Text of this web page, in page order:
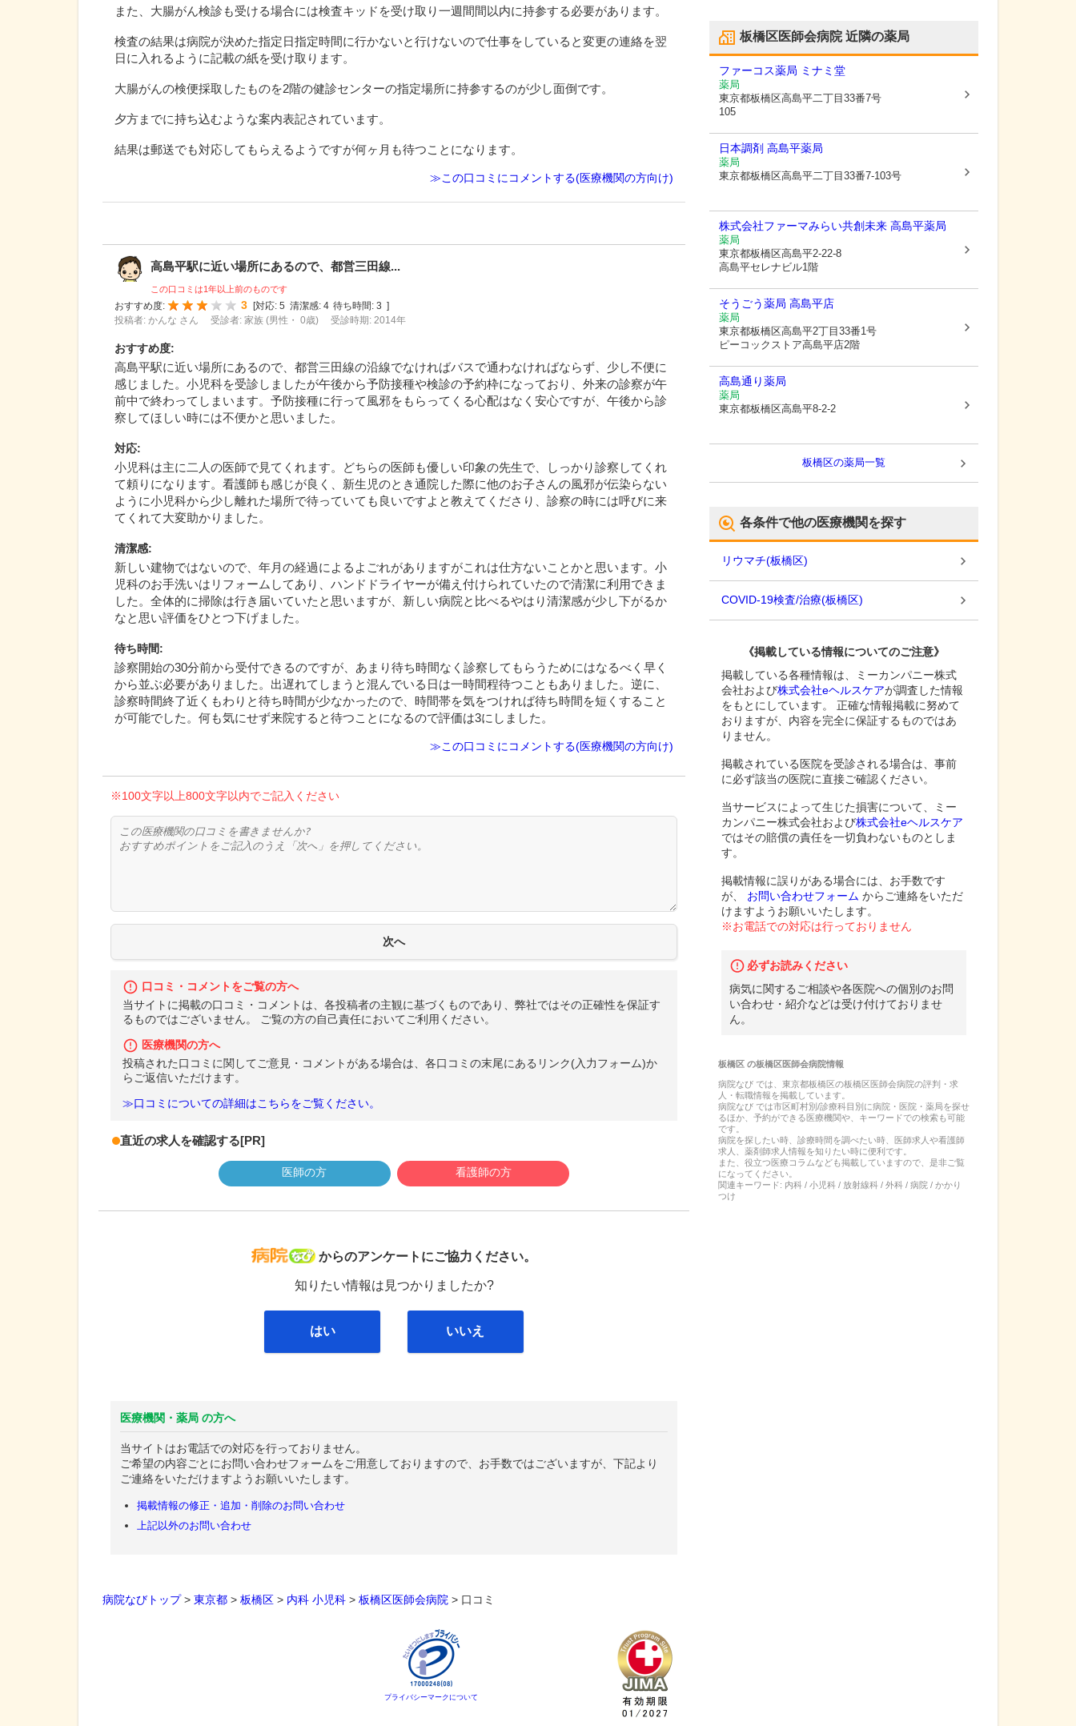
また、大腸がん検診も受ける場合には検査キッドを受け取り一週間間以内に持参する必要があります。
検査の結果は病院が決めた指定日指定時間に行かないと行けないので仕事をしていると変更の連絡を翌
日に入れるように記載の紙を受け取ります。
大腸がんの検便採取したものを2階の健診センターの指定場所に持参するのが少し面倒です。
夕方までに持ち込むような案内表記されています。
結果は郵送でも対応してもらえるようですが何ヶ月も待つことになります。
≫この口コミにコメントする(医療機関の方向け)
高島平駅に近い場所にあるので、都営三田線...
この口コミは1年以上前のものです
おすすめ度:
3 対応: 5 清潔感: 4 待ち時間: 3
投稿者: かんな さん
受診者: 家族 (男性・ 0歳) 受診時期: 2014年
おすすめ度:
高島平駅に近い場所にあるので、都営三田線の沿線でなければバスで通わなければならず、少し不便に
感じました。小児科を受診しましたが午後から予防接種や検診の予約枠になっており、外来の診察が午
前中で終わってしまいます。予防接種に行って風邪をもらってくる心配はなく安心ですが、午後から診
察してほしい時には不便かと思いました。
対応:
小児科は主に二人の医師で見てくれます。どちらの医師も優しい印象の先生で、しっかり診察してくれ
て頼りになります。看護師も感じが良く、新生児のとき通院した際に他のお子さんの風邪が伝染らない
ように小児科から少し離れた場所で待っていても良いですよと教えてくださり、診察の時には呼びに来
てくれて大変助かりました。
清潔感:
新しい建物ではないので、年月の経過によるよごれがありますがこれは仕方ないことかと思います。小
児科のお手洗いはリフォームしてあり、ハンドドライヤーが備え付けられていたので清潔に利用できま
した。全体的に掃除は行き届いていたと思いますが、新しい病院と比べるやはり清潔感が少し下がるか
なと思い評価をひとつ下げました。
待ち時間:
診察開始の30分前から受付できるのですが、あまり待ち時間なく診察してもらうためにはなるべく早く
から並ぶ必要がありました。出遅れてしまうと混んでいる日は一時間程待つこともありました。逆に、
診察時間終了近くもわりと待ち時間が少なかったので、時間帯を気をつければ待ち時間を短くすること
が可能でした。何も気にせず来院すると待つことになるので評価は3にしました。
≫この口コミにコメントする(医療機関の方向け)
※100文字以上800文字以内でご記入ください
口コミ・コメントをご覧の方へ
当サイトに掲載の口コミ・コメントは、各投稿者の主観に基づくものであり、弊社ではその正確性を保証す
るものではございません。 ご覧の方の自己責任においてご利用ください。
医療機関の方へ
投稿された口コミに関してご意見・コメントがある場合は、各口コミの末尾にあるリンク(入力フォーム)か
らご返信いただけます。
≫口コミについての詳細はこちらをご覧ください。
直近の求人を確認する[PR]
医師の方 看護師の方
病院なび
からのアンケートにご協力ください。
知りたい情報は見つかりましたか?
はい いいえ
医療機関・薬局 の方へ
当サイトはお電話での対応を行っておりません。
ご希望の内容ごとにお問い合わせフォームをご用意しておりますので、お手数ではございますが、下記より
ご連絡をいただけますようお願いいたします。
掲載情報の修正・追加・削除のお問い合わせ
上記以外のお問い合わせ
板橋区医師会病院近隣の薬局
ファーコス薬局 ミナミ堂
薬局
東京都板橋区高島平二丁目33番7号
105
日本調剤 高島平薬局
薬局
東京都板橋区高島平二丁目33番7-103号
株式会社ファーマみらい共創未来 高島平薬局
薬局
東京都板橋区高島平2-22-8
高島平セレナビル1階
そうごう薬局 高島平店
薬局
東京都板橋区高島平2丁目33番1号
ピーコックストア高島平店2階
高島通り薬局
薬局
東京都板橋区高島平8-2-2
板橋区の薬局一覧
各条件で他の医療機関を探す
リウマチ(板橋区)
COVID-19検査/治療(板橋区)
《掲載している情報についてのご注意》
掲載している各種情報は、ミーカンパニー株式
会社および株式会社eヘルスケアが調査した情報
をもとにしています。 正確な情報掲載に努めて
おりますが、内容を完全に保証するものではあ
りません。
掲載されている医院を受診される場合は、事前
に必ず該当の医院に直接ご確認ください。
当サービスによって生じた損害について、ミー
カンパニー株式会社および株式会社eヘルスケア
ではその賠償の責任を一切負わないものとしま
す。
掲載情報に誤りがある場合には、お手数です
が、
お問い合わせフォーム からご連絡をいただ
けますようお願いいたします。
※お電話での対応は行っておりません
必ずお読みください
病気に関するご相談や各医院への個別のお問
い合わせ・紹介などは受け付けておりませ
ん。
板橋区の板橋区医師会病院情報
病院なび では、 東京都板橋区の板橋区医師会病院の評判・求
人・転職情報を掲載しています。
病院なび では市区町村別/診療科目別に病院・医院・薬局を探せ
るほか、予約ができる医療機関や、キーワードでの検索も可能
です。
病院を探したい時、診療時間を調べたい時、医師求人や看護師
求人、薬剤師求人情報を知りたい時に便利です。
また、役立つ医療コラムなども掲載していますので、是非ご覧
になってください。
関連キーワード: 内科 / 小児科 / 放射線科 / 外科 / 病院 / かかり
つけ
病院なびトップ> 東京都 > 板橋区 > 内科 小児科 > 板橋区医師会病院 > 口コミ
プライバシーマークについて